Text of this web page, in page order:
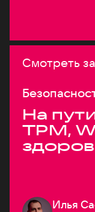
Смотреть
На
TPM,
Илья